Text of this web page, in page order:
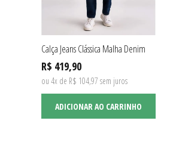
Calça Jeans Clássica Malha Denim
R$ 419,90
ou 4x de R$ 104,97 sem juros
ADICIONAR AO CARRINHO